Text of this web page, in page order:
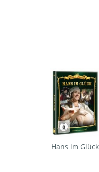
Hans im Glück